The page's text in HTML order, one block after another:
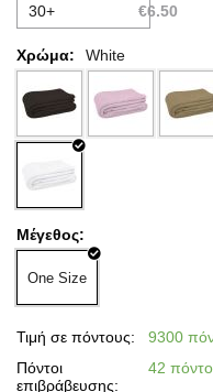
30+
€6.50
Χρώμα: White
Μέγεθος:
One Size
Τιμή σε πόντους:
9300
Πόντοι
επιβράβευσης:
42